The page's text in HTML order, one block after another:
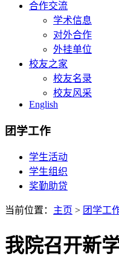
合作交流
学术信息
对外合作
外挂单位
校友之家
校友名录
校友风采
English
团学工作
学生活动
学生组织
奖勤助贷
当前位置： 主页 > 团学工
我院召开新